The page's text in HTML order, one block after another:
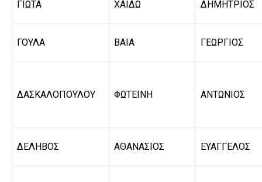
ΓΙΩΤΑ ΧΑΙΔΩ ΔΗΜΗΤΡΙΟΣ
ΓΟΥΛΑ ΒΑΙΑ ΓΕΩΡΓΙΟΣ
ΔΑΣΚΑΛΟΠΟΥΛΟΥ ΦΩΤΕΙΝΗ ΑΝΤΩΝΙΟΣ
ΔΕΛΗΒΟΣ ΑΘΑΝΑΣΙΟΣ ΕΥΑΓΓΕΛΟΣ